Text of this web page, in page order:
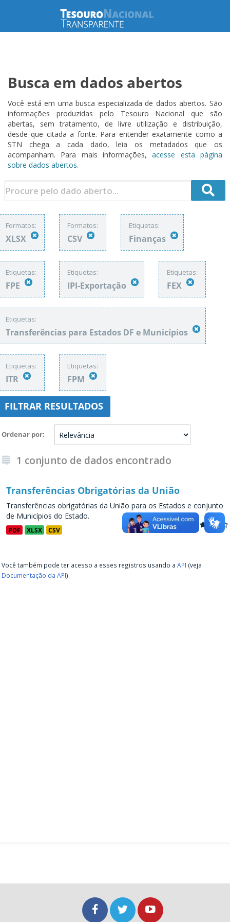
Busca em dados abertos
Você está em uma busca especializada de dados abertos. São
informações produzidas pelo Tesouro Nacional que são
abertas, sem tratamento, de livre utilização e distribuição,
desde que citada a fonte. Para entender exatamente como a
STN chega a cada dado, leia os metadados que os
acompanham. Para mais informações,acesse esta página
sobre dados abertos.
Formatos:
XLSX
Formatos:
CSV
Etiquetas:
Finanças
Etiquetas:
FPE
Etiquetas:
IPI-Exportação
Etiquetas:
FEX
Etiquetas:
Transferências para Estados DF e Municípios
Etiquetas:
ITR
Etiquetas:
FPM
FILTRAR RESULTADOS
Ordenar por
1 conjunto de dados encontrado
Transferências Obrigatórias da União
Transferências obrigatórias da União para os Estados e conjunto
de Municípios do Estado.
PDF XLSX CSV
Você também pode ter acesso a esses registros usando a API (veja
Documentação da API).